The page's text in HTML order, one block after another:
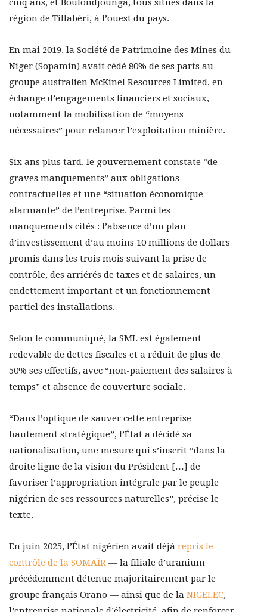
cinq ans, et Boulondjounga, tous situés dans la
région de Tillabéri, à l’ouest du pays.
En mai 2019, la Société de Patrimoine des Mines du
Niger (Sopamin) avait cédé 80% de ses parts au
groupe australien McKinel Resources Limited, en
échange d’engagements financiers et sociaux,
notamment la mobilisation de “moyens
nécessaires” pour relancer l’exploitation minière.
Six ans plus tard, le gouvernement constate “de
graves manquements” aux obligations
contractuelles et une “situation économique
alarmante” de l’entreprise. Parmi les
manquements cités : l’absence d’un plan
d’investissement d’au moins 10 millions de dollars
promis dans les trois mois suivant la prise de
contrôle, des arriérés de taxes et de salaires, un
endettement important et un fonctionnement
partiel des installations.
Selon le communiqué, la SML est également
redevable de dettes fiscales et a réduit de plus de
50% ses effectifs, avec “non-paiement des salaires à
temps” et absence de couverture sociale.
“Dans l’optique de sauver cette entreprise
hautement stratégique”, l’État a décidé sa
nationalisation, une mesure qui s’inscrit “dans la
droite ligne de la vision du Président […] de
favoriser l’appropriation intégrale par le peuple
nigérien de ses ressources naturelles”, précise le
texte.
En juin 2025, l’État nigérien avait déjà repris le
contrôle de la SOMAÏR — la filiale d’uranium
précédemment détenue majoritairement par le
groupe français Orano — ainsi que de la NIGELEC,